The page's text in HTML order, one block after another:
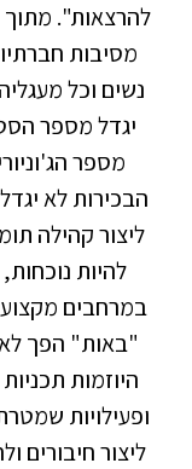
להרצאות".
מסיבות
נשים וכל
יגדל מספר
מספר
הבכירות לא
ליצור קהילה
להיות
במרחבים
"באות" הפך
היוזמות
ופעילויות
ליצור חיבורים